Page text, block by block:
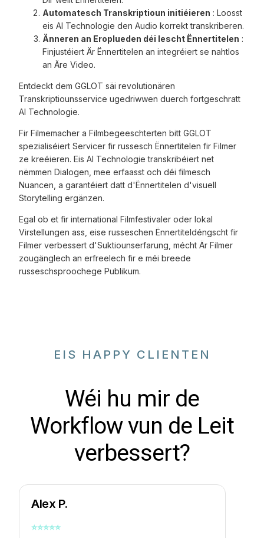
Automatesch Transkriptioun initiéieren : Loosst
eis AI Technologie den Audio korrekt transkriberen.
Änneren an Eroplueden déi lescht Ënnertitelen :
Finjustéiert Är Ënnertitelen an integréiert se nahtlos
an Äre Video.
Entdeckt dem GGLOT säi revolutionären
Transkriptiounsservice ugedriwwen duerch fortgeschratt
AI Technologie.
Fir Filmemacher a Filmbegeeschterten bitt GGLOT
spezialiséiert Servicer fir russesch Ënnertitelen fir Filmer
ze kreéieren. Eis AI Technologie transkribéiert net
nëmmen Dialogen, mee erfaasst och déi filmesch
Nuancen, a garantéiert datt d'Ënnertitelen d'visuell
Storytelling ergänzen.
Egal ob et fir international Filmfestivaler oder lokal
Virstellungen ass, eise russeschen Ënnertiteldéngscht fir
Filmer verbessert d'Suktiounserfarung, mécht Är Filmer
zougänglech an erfreelech fir e méi breede
russeschsproochege Publikum.
EIS HAPPY CLIENTEN
Wéi hu mir de
Workflow vun de Leit
verbessert?
Alex P.
⭐⭐⭐⭐⭐